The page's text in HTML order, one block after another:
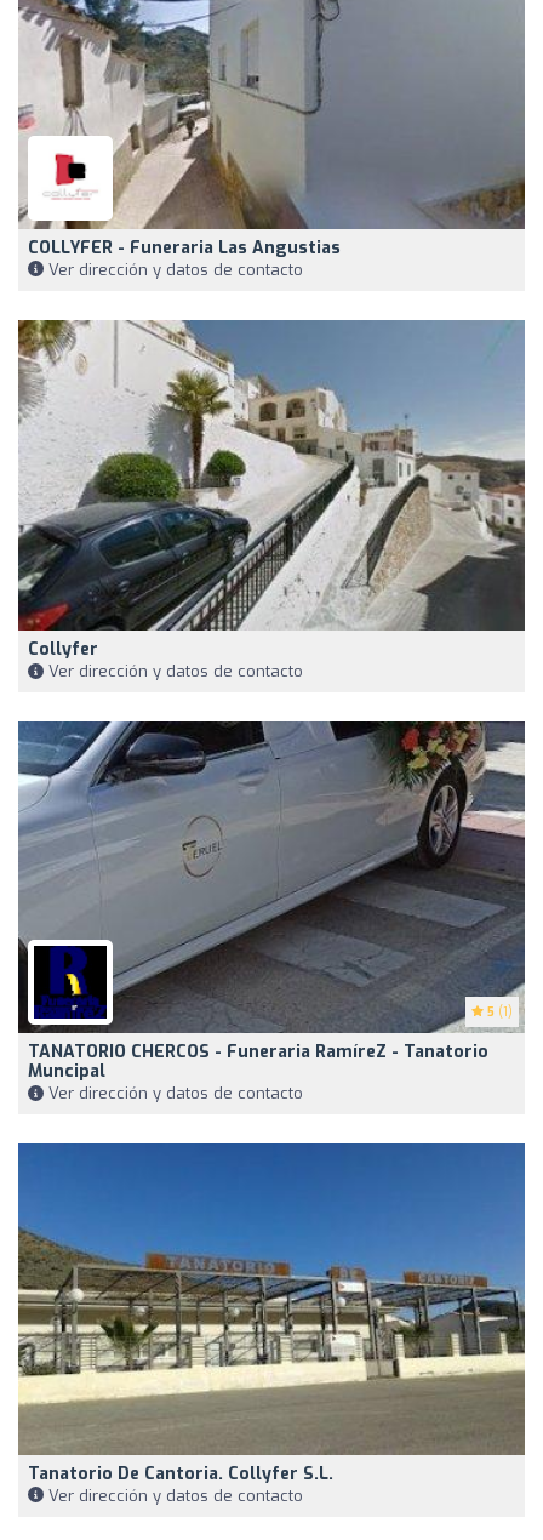
COLLYFER - Funeraria Las Angustias
Ver dirección y datos de contacto
Collyfer
Ver dirección y datos de contacto
5 (1)
TANATORIO CHERCOS - Funeraria RamíreZ - Tanatorio
Muncipal
Ver dirección y datos de contacto
Tanatorio De Cantoria. Collyfer S.L.
Ver dirección y datos de contacto